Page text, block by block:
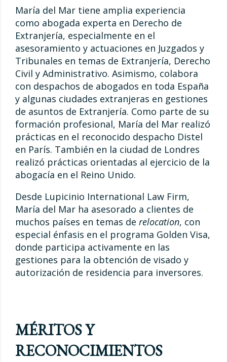
María del Mar tiene amplia experiencia
como abogada experta en Derecho de
Extranjería, especialmente en el
asesoramiento y actuaciones en Juzgados y
Tribunales en temas de Extranjería, Derecho
Civil y Administrativo. Asimismo, colabora
con despachos de abogados en toda España
y algunas ciudades extranjeras en gestiones
de asuntos de Extranjería. Como parte de su
formación profesional, María del Mar realizó
prácticas en el reconocido despacho Distel
en París. También en la ciudad de Londres
realizó prácticas orientadas al ejercicio de la
abogacía en el Reino Unido.
Desde Lupicinio International Law Firm,
María del Mar ha asesorado a clientes de
muchos países en temas de relocation, con
especial énfasis en el programa Golden Visa,
donde participa activamente en las
gestiones para la obtención de visado y
autorización de residencia para inversores.
MÉRITOS Y
RECONOCIMIENTOS